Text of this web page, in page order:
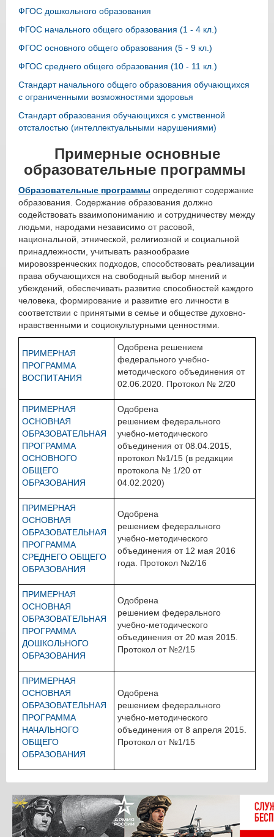
ФГОС дошкольного образования
ФГОС начального общего образования (1 - 4 кл.)
ФГОС основного общего образования (5 - 9 кл.)
ФГОС среднего общего образования (10 - 11 кл.)
Стандарт начального общего образования обучающихся
с ограниченными возможностями здоровья
Стандарт образования обучающихся с умственной
отсталостью (интеллектуальными нарушениями)
Примерные основные
образовательные программы
Образовательные программы определяют содержание
образования. Содержание образования должно
содействовать взаимопониманию и сотрудничеству между
людьми, народами независимо от расовой,
национальной, этнической, религиозной и социальной
принадлежности, учитывать разнообразие
мировоззренческих подходов, способствовать реализации
права обучающихся на свободный выбор мнений и
убеждений, обеспечивать развитие способностей каждого
человека, формирование и развитие его личности в
соответствии с принятыми в семье и обществе духовно-
нравственными и социокультурными ценностями.
ПРИМЕРНАЯ
ПРОГРАММА
ВОСПИТАНИЯ
Одобрена решением
федерального учебно-
методического объединения от
02.06.2020. Протокол № 2/20
ПРИМЕРНАЯ
ОСНОВНАЯ
ОБРАЗОВАТЕЛЬНАЯ
ПРОГРАММА
ОСНОВНОГО
ОБЩЕГО
ОБРАЗОВАНИЯ
Одобрена
решением федерального
учебно-методического
объединения от 08.04.2015,
протокол №1/15 (в редакции
протокола № 1/20 от
04.02.2020)
ПРИМЕРНАЯ
ОСНОВНАЯ
ОБРАЗОВАТЕЛЬНАЯ
ПРОГРАММА
СРЕДНЕГО ОБЩЕГО
ОБРАЗОВАНИЯ
Одобрена
решением федерального
учебно-методического
объединения от 12 мая 2016
года. Протокол №2/16
ПРИМЕРНАЯ
ОСНОВНАЯ
ОБРАЗОВАТЕЛЬНАЯ
ПРОГРАММА
ДОШКОЛЬНОГО
ОБРАЗОВАНИЯ
Одобрена
решением федерального
учебно-методического
объединения от 20 мая 2015.
Протокол от №2/15
ПРИМЕРНАЯ
ОСНОВНАЯ
ОБРАЗОВАТЕЛЬНАЯ
ПРОГРАММА
НАЧАЛЬНОГО
ОБЩЕГО
ОБРАЗОВАНИЯ
Одобрена
решением федерального
учебно-методического
объединения от 8 апреля 2015.
Протокол от №1/15